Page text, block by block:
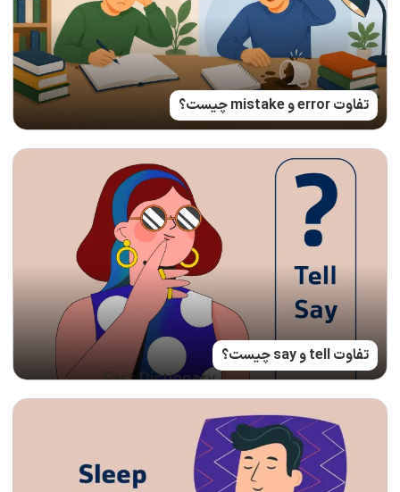
تفاوت error و mistake چیست؟
تفاوت tell و say چیست؟